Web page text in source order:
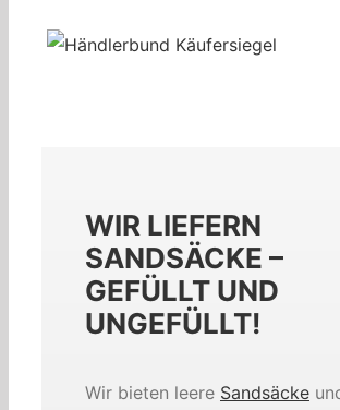
WIR LIEFERN
SANDSÄCKE –
GEFÜLLT UND
UNGEFÜLLT!
Wir bieten leere Sandsäcke